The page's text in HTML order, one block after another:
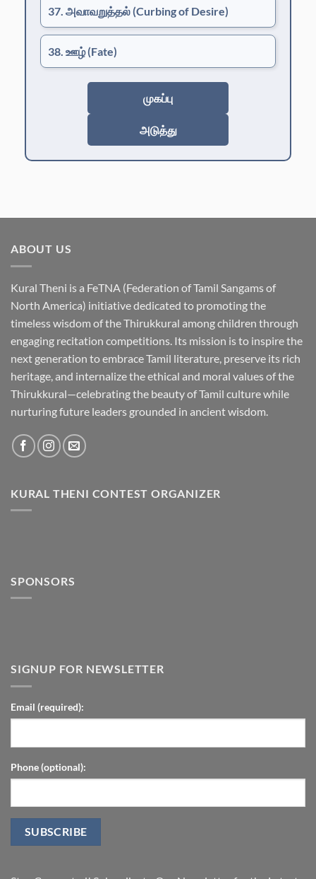
37. அவாவறுத்தல் (Curbing of Desire)
38. ஊழ்(Fate)
முகப்பு
அடுத்து
ABOUT US
Kural Theni is a FeTNA (Federation of Tamil Sangams of
North America) initiative dedicated to promoting the
timeless wisdom of the Thirukkural among children through
engaging recitation competitions. Its mission is to inspire the
next generation to embrace Tamil literature, preserve its rich
heritage, and internalize the ethical and moral values of the
Thirukkural—celebrating the beauty of Tamil culture while
nurturing future leaders grounded in ancient wisdom.
KURAL THENI CONTEST ORGANIZER
SPONSORS
SIGNUP FOR NEWSLETTER
Email (required):
Phone (optional):